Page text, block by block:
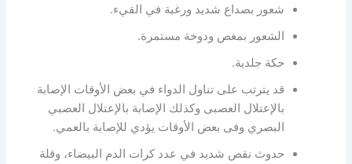
شعور بصداع شديد ورغبة في القيء.
الشعور بمغص ودوخة مستمرة.
حكة جلدية.
قد يترتب على تناول الدواء في بعض الأوقات الإصابة
بالإعتلال العصبى وكذلك الإصابة بالإعتلال العصبي
البصري وفى بعض الأوقات يؤدي للإصابة بالعمي.
حدوث نقص شديد في عدد كرات الدم البيضاء، وقلة